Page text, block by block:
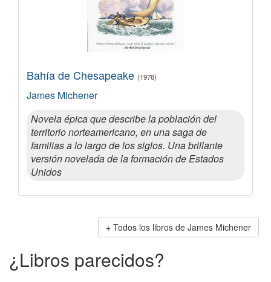
Bahía de Chesapeake (1978)
James Michener
Novela épica que describe la población del
territorio norteamericano, en una saga de
familias a lo largo de los siglos. Una brillante
versión novelada de la formación de Estados
Unidos
Todos los libros de James Michener
¿Libros parecidos?